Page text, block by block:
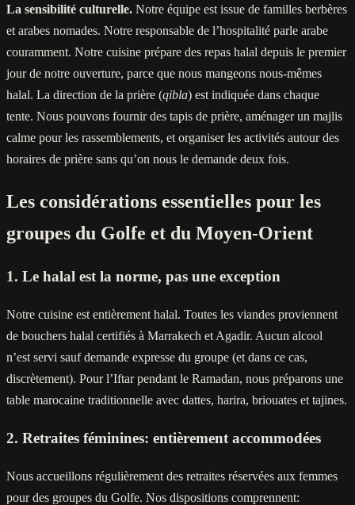
La sensibilité culturelle. Notre équipe est issue de familles berbères
et arabes nomades. Notre responsable de l’hospitalité parle arabe
couramment. Notre cuisine prépare des repas halal depuis le premier
jour de notre ouverture, parce que nous mangeons nous-mêmes
halal. La direction de la prière (qibla) est indiquée dans chaque
tente. Nous pouvons fournir des tapis de prière, aménager un majlis
calme pour les rassemblements, et organiser les activités autour des
horaires de prière sans qu’on nous le demande deux fois.
Les considérations essentielles pour les
groupes du Golfe et du Moyen-Orient
1. Le halal est la norme, pas une exception
Notre cuisine est entièrement halal. Toutes les viandes proviennent
de bouchers halal certifiés à Marrakech et Agadir. Aucun alcool
n’est servi sauf demande expresse du groupe (et dans ce cas,
discrètement). Pour l’Iftar pendant le Ramadan, nous préparons une
table marocaine traditionnelle avec dattes, harira, briouates et tajines.
2. Retraites féminines: entièrement accommodées
Nous accueillons régulièrement des retraites réservées aux femmes
pour des groupes du Golfe. Nos dispositions comprennent: